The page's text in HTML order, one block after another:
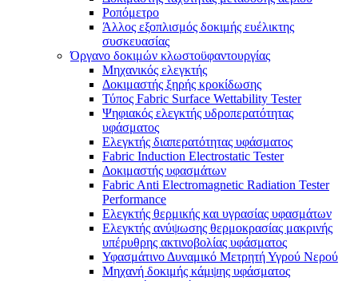
Ροπόμετρο
Άλλος εξοπλισμός δοκιμής ευέλικτης
συσκευασίας
Όργανο δοκιμών κλωστοϋφαντουργίας
Μηχανικός ελεγκτής
Δοκιμαστής ξηρής κροκίδωσης
Τύπος Fabric Surface Wettability Tester
Ψηφιακός ελεγκτής υδροπερατότητας
υφάσματος
Ελεγκτής διαπερατότητας υφάσματος
Fabric Induction Electrostatic Tester
Δοκιμαστής υφασμάτων
Fabric Anti Electromagnetic Radiation Tester
Performance
Ελεγκτής θερμικής και υγρασίας υφασμάτων
Ελεγκτής ανύψωσης θερμοκρασίας μακρινής
υπέρυθρης ακτινοβολίας υφάσματος
Υφασμάτινο Δυναμικό Μετρητή Υγρού Νερού
Μηχανή δοκιμής κάμψης υφάσματος